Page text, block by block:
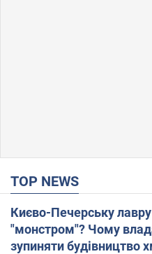
TOP NEWS
Києво-Печерську
"монстром"? Чому
зупиняти будівництво